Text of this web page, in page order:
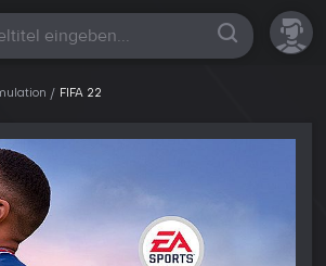
FIFA 22